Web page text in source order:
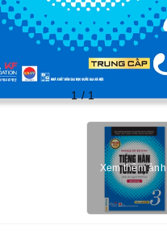
1/1
Xem thêm ảnh